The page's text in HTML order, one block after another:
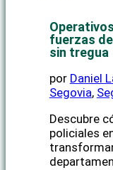
fuerzas
sin tregua
por Daniel
Segovia,
Descubre
policiales